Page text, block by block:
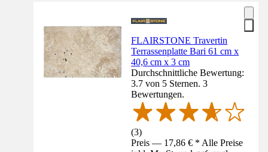
FLAIRSTONE Travertin
Terrassenplatte Bari 61 cm x
40,6 cm x 3 cm
Durchschnittliche Bewertung:
3.7 von 5 Sternen. 3
Bewertungen.
(3)
Preis — 17,86 € * Alle Preise